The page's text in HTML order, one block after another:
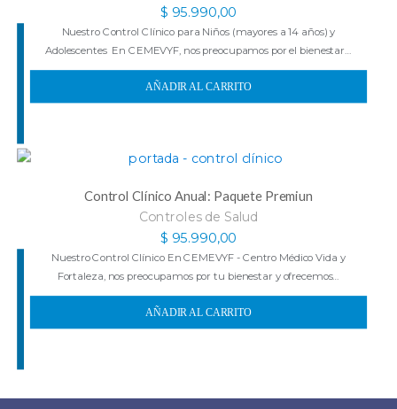
$ 95.990,00
Nuestro Control Clínico para Niños (mayores a 14 años) y
Adolescentes En CEMEVYF, nos preocupamos por el bienestar…
AÑADIR AL CARRITO
Control Clínico Anual: Paquete Premiun
Controles de Salud
$ 95.990,00
Nuestro Control Clínico En CEMEVYF - Centro Médico Vida y
Fortaleza, nos preocupamos por tu bienestar y ofrecemos…
AÑADIR AL CARRITO